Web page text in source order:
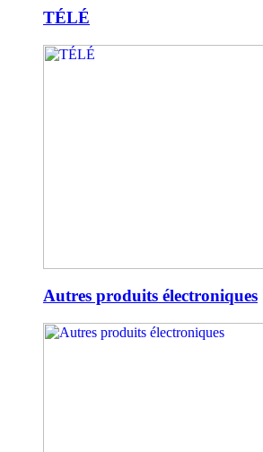
TÉLÉ
Autres produits électroniques